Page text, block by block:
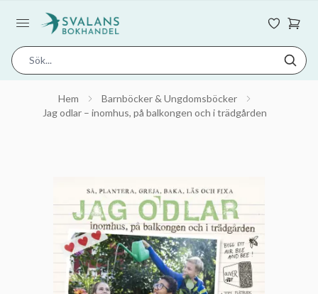
Hem
Barnböcker & Ungdomsböcker
Jag odlar – inomhus, på balkongen och i trädgården